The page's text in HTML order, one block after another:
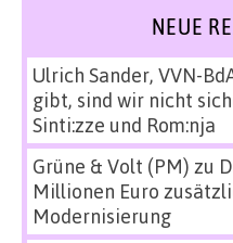
NEUE
Ulrich Sander, VVN-
gibt, sind wir nicht
Sinti:zze und Rom:nja
Grüne & Volt (PM) zu
Millionen Euro
Modernisierung